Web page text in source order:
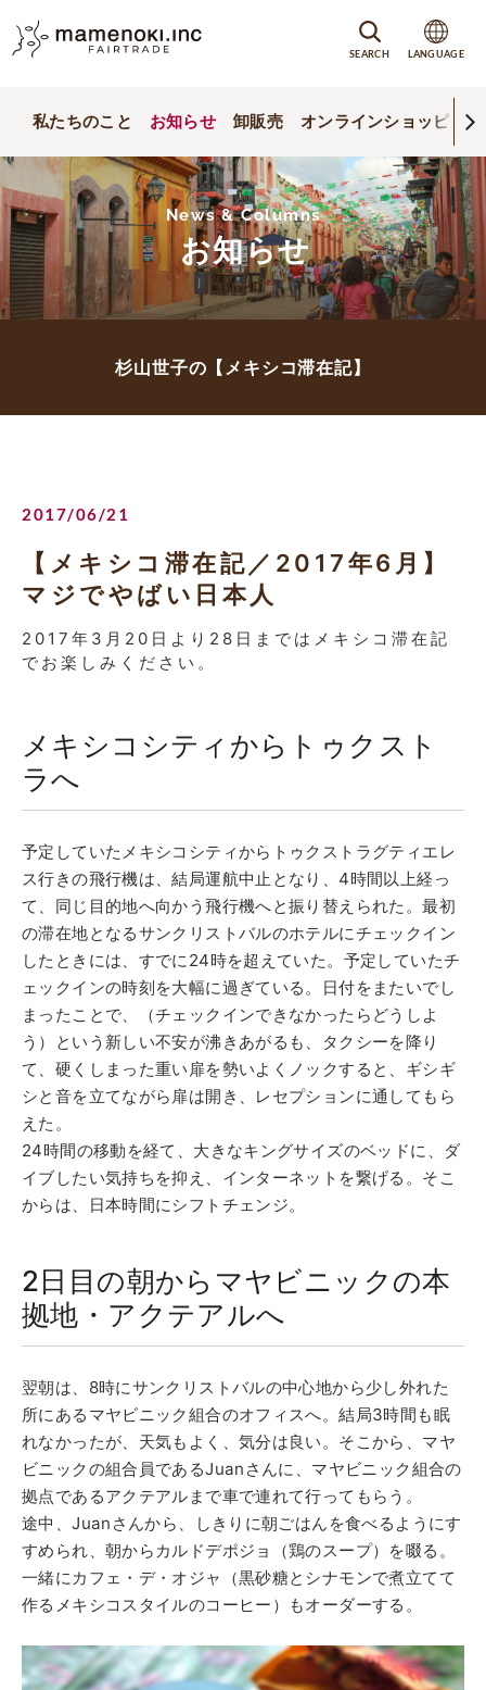
SEARCH LANGUAGE
私たちのこと お知らせ 卸販売 オンラインショッピング
News & Columns
お知らせ
杉山世子の【メキシコ滞在記】
2017/06/21
【メキシコ滞在記／2017年6月】
マジでやばい日本人
2017年3月20日より28日まではメキシコ滞在記
でお楽しみください。
メキシコシティからトゥクスト
ラへ
予定していたメキシコシティからトゥクストラグティエレ
ス行きの飛行機は、結局運航中止となり、4時間以上経っ
て、同じ目的地へ向かう飛行機へと振り替えられた。最初
の滞在地となるサンクリストバルのホテルにチェックイン
したときには、すでに24時を超えていた。予定していたチ
ェックインの時刻を大幅に過ぎている。日付をまたいでし
まったことで、（チェックインできなかったらどうしよ
う）という新しい不安が沸きあがるも、タクシーを降り
て、硬くしまった重い扉を勢いよくノックすると、ギシギ
シと音を立てながら扉は開き、レセプションに通してもら
えた。
24時間の移動を経て、大きなキングサイズのベッドに、ダ
イブしたい気持ちを抑え、インターネットを繋げる。そこ
からは、日本時間にシフトチェンジ。
2日目の朝からマヤビニックの本
拠地・アクテアルへ
翌朝は、8時にサンクリストバルの中心地から少し外れた
所にあるマヤビニック組合のオフィスへ。結局3時間も眠
れなかったが、天気もよく、気分は良い。そこから、マヤ
ビニックの組合員であるJuanさんに、マヤビニック組合の
拠点であるアクテアルまで車で連れて行ってもらう。
途中、Juanさんから、しきりに朝ごはんを食べるようにす
すめられ、朝からカルドデポジョ（鶏のスープ）を啜る。
一緒にカフェ・デ・オジャ（黒砂糖とシナモンで煮立てて
作るメキシコスタイルのコーヒー）もオーダーする。